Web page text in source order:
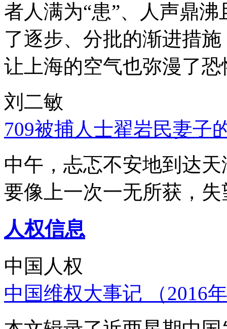
者人满为“患”、人声鼎
了逐步、分批的渐进措
让上海的空气也弥漫了
刘二敏
709被捕人士翟岩民妻子
中午，忐忑不安地到达
要像上一次一无所获，
人权信息
中国人权
中国维权大事记 （2016